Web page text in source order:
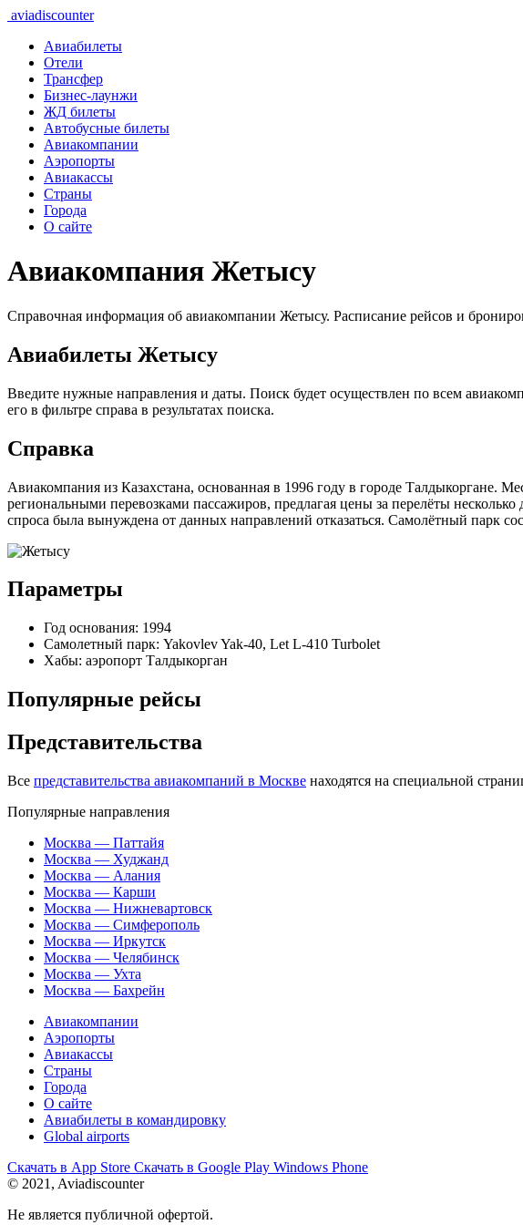
aviadiscounter
Авиабилеты
Отели
Трансфер
Бизнес-лаунжи
ЖД билеты
Автобусные билеты
Авиакомпании
Аэропорты
Авиакассы
Страны
Города
О сайте
Авиакомпания Жетысу
Справочная информация об авиакомпании Жетысу. Расписание рейсов и
Авиабилеты Жетысу
Введите нужные направления и даты. Поиск будет осуществлен по всем
его в фильтре справа в результатах поиска.
Справка
Авиакомпания из Казахстана, основанная в 1996 году в городе Талдыкоргане.
региональными перевозками пассажиров, предлагая цены за перелёты
спроса была вынуждена от данных направлений отказаться. Самолётный парк
Параметры
Год основания: 1994
Самолетный парк: Yakovlev Yak-40, Let L-410 Turbolet
Хабы: аэропорт Талдыкорган
Популярные рейсы
Представительства
Все представительства авиакомпаний в Москве находятся на специальной
Популярные направления
Москва — Паттайя
Москва — Худжанд
Москва — Алания
Москва — Карши
Москва — Нижневартовск
Москва — Симферополь
Москва — Иркутск
Москва — Челябинск
Москва — Ухта
Москва — Бахрейн
Авиакомпании
Аэропорты
Авиакассы
Страны
Города
О сайте
Авиабилеты в командировку
Global airports
Скачать в App Store Скачать в Google Play Windows Phone
© 2021, Aviadiscounter
Не является публичной офертой.